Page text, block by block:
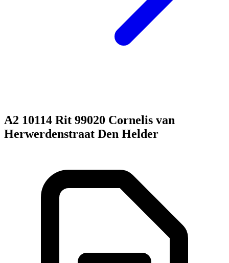
A2 10114 Rit 99020 Cornelis van
Herwerdenstraat Den Helder